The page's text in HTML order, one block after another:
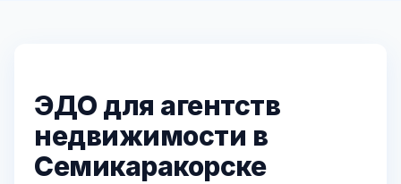
ЭДО для агентств
недвижимости в
Семикаракорске